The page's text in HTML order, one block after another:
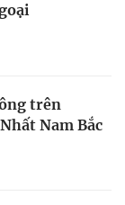
trên
Nam Bắc